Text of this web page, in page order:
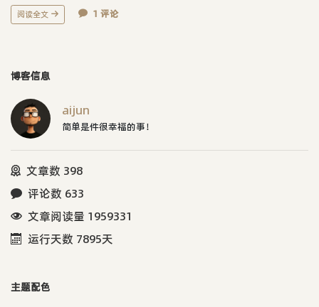
阅读全文 1 评论
博客信息
aijun
简单是件很幸福的事！
文章数 398
评论数 633
文章阅读量 1959331
运行天数 7895天
主题配色